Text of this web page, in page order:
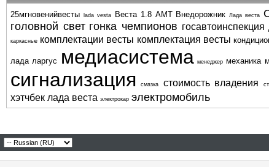
25мгновенийвесты lada vesta Веста 1.8 АМТ Внедорожник Лада веста
головной свет гонка чемпионов госавтоинспекция
каркасные комплектации весты комплектация весты
лада ларгус медиасистема менеджер механика
сигнализация смазка стоимость владения
хэтчбек лада веста электрокар электромобиль